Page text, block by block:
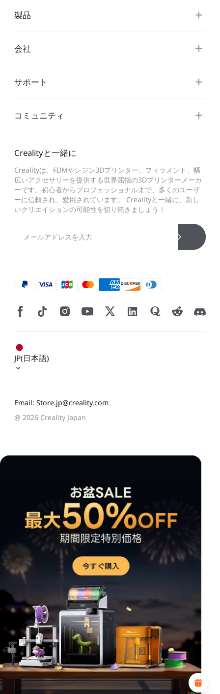
このページの満足度を評価してください:
不満足
1
2 3 4 7 8 9 10
*
あなたの満足度の理由
魅力的なビジュアルデザイン
適切な商品推薦
明確なナビゲーションとカテゴリ
豊富なコンテンツ
高速ページロード
製品
会社
サポート
コミュニティ
Crealityと一緒に
Crealityは、FDMやレジン3Dプリンター、フィラメント、幅
広いアクセサリーを提供する世界屈指の3Dプリンターメーカ
ーです。初心者からプロフェッショナルまで、多くのユーザ
ーに信頼され、愛用されています。 Crealityと一緒に、新し
いクリエイションの可能性を切り拓きましょう！
Email: Store.jp@creality.com
JP(日本語)
@ 2026 Creality Japan